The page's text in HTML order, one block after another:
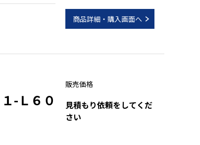
商品詳細・購入画面へ
-Ｌ６０
販売価格
見積もり依頼をしてくだ
さい